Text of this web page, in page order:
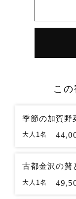
こ
季節の加賀
大人1名
古都金沢の贅
大人1名